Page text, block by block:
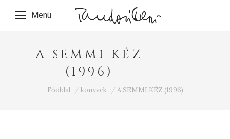
Menü
A SEMMI KÉZ
(1996)
Ön itt van:
Főoldal konyvek A SEMMI KÉZ (1996)